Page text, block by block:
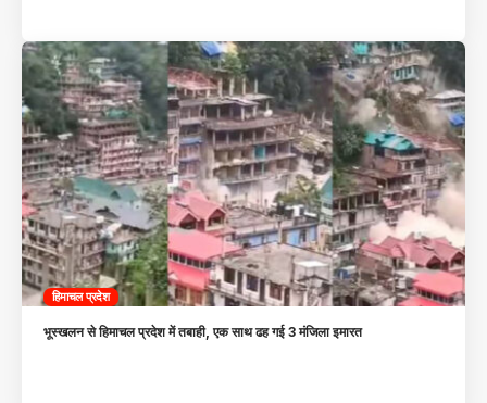
हिमाचल प्रदेश
भूस्खलन से हिमाचल प्रदेश में तबाही, एक साथ ढह गई 3 मंजिला इमारत